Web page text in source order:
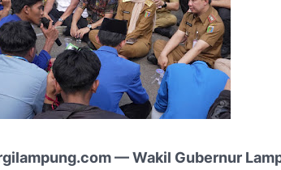
— Wakil Gubernur